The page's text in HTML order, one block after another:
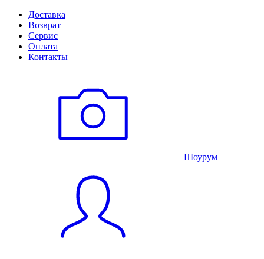
Доставка
Возврат
Сервис
Оплата
Контакты
Шоурум